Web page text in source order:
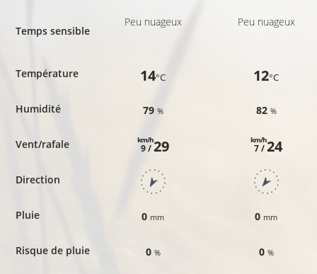
Temps sensible
Température
Humidité
Vent/rafale
Direction
Pluie
Risque de pluie
Peu nuageux
14°C
79 %
9 /
km/h29
0 mm
0 %
Peu nuageux
12°C
82 %
7 /
km/h24
0 mm
0 %